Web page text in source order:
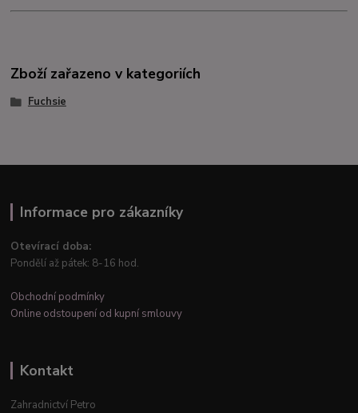
Zboží zařazeno v kategoriích
Fuchsie
Informace pro zákazníky
Otevírací doba:
Pondělí až pátek: 8-16 hod.
Obchodní podmínky
Online odstoupení od kupní smlouvy
Kontakt
Zahradnictví Petro